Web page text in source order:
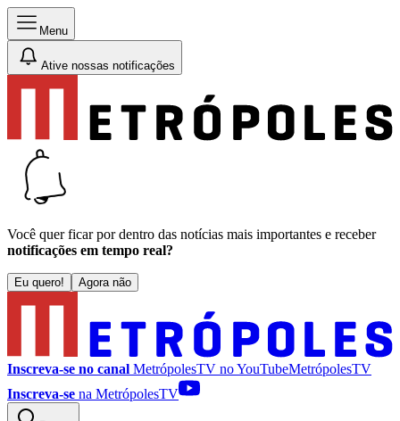
Menu
Ative nossas notificações
Você quer ficar por dentro das notícias mais importantes e receber
notificações em tempo real?
Eu quero! Agora não
Inscreva-se no canal MetrópolesTV noYouTubeMetrópolesTV
Inscreva-se na MetrópolesTV